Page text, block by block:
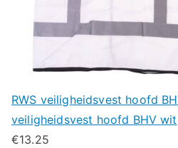
RWS veiligheidsvest hoofd
veiligheidsvest hoofd BHV wit
€13.25